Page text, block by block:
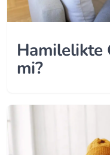
Hamilelikte
mi?